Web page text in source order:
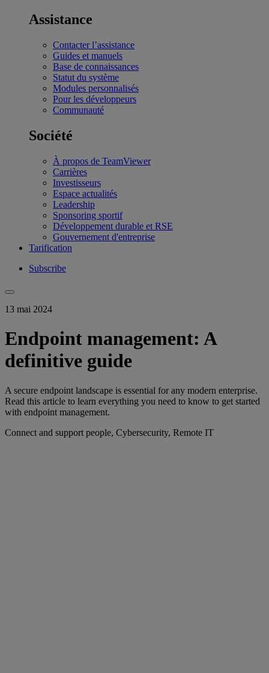
Assistance
Contacter l’assistance
Guides et manuels
Base de connaissances
Statut du système
Modules personnalisés
Pour les développeurs
Communauté
Société
À propos de TeamViewer
Carrières
Investisseurs
Espace actualités
Leadership
Sponsoring sportif
Développement durable et RSE
Gouvernement d'entreprise
Tarification
Subscribe
13 mai 2024
Endpoint management: A
definitive guide
A secure endpoint landscape is essential for any modern enterprise.
Read this article to learn everything you need to know to get started
with endpoint management.
Connect and support people, Cybersecurity, Remote IT